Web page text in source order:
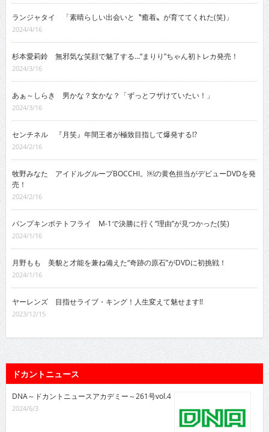
ランジャタイ 「素晴らしい出会いと〝癒着〟が育ててくれた(笑)」
2024/4/16
杉本愛莉鈴 無邪気な笑顔で魅了する…“まりり”ちゃん初トレカ発売！
2024/3/16
あぁ～しらき 男かな？女かな？「ずっとフザけていたい！」
2024/3/16
センチネル 『月笑』年間王者が極致目指して爆発する!?
2024/2/16
牧野みなた アイドルグループBOCCHI。￼の黄色担当がデビューDVDを発
売！
2024/2/16
パンプキンポテトフライ M-1で決勝に行く“理由”が見つかった(笑)
2024/1/16
月野もも 美貌と才能を兼ね備えた“奇跡の原石”がDVDに初挑戦！
2024/1/16
ヤーレンズ 目指せライブ・キング！人生変えて魅せます!!
2023/12/15
ドカントニュース
DNA～ドカントニュースアカデミー～261号vol.4
2024/6/3